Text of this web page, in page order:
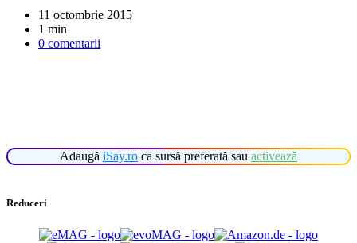
11 octombrie 2015
1 min
0 comentarii
Adaugă iSay.ro ca sursă preferată sau activează
Reduceri